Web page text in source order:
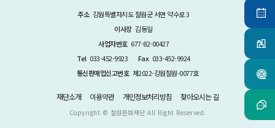
주소 강원특별자치도 철원군 서면 약수로 3
이사장 김동일
사업자번호 677-82-00427
Tel 033-452-9923 Fax 033-452-9924
통신판매업신고번호 제2022-강원철원-0077호
Copyright © 철원문화재단 All Right Reserved.
재단소개 이용약관 개인정보처리방침 찾아오시는 길